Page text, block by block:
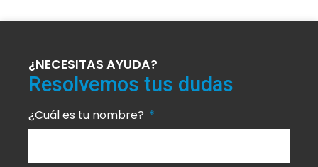
¿NECESITAS AYUDA?
Resolvemos tus dudas
¿Cuál es tu nombre?